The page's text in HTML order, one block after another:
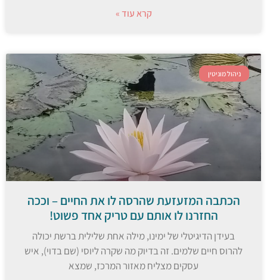
קרא עוד »
ניהול מוניטין
הכתבה המזעזעת שהרסה לו את החיים – וככה
החזרנו לו אותם עם טריק אחד פשוט!
בעידן הדיגיטלי של ימינו, מילה אחת שלילית ברשת יכולה
להרוס חיים שלמים. זה בדיוק מה שקרה ליוסי (שם בדוי), איש
עסקים מצליח מאזור המרכז, שמצא